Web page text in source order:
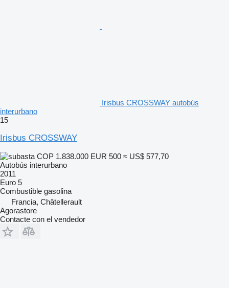
Irisbus CROSSWAY autobús
interurbano
15
Irisbus CROSSWAY
COP 1.838.000 EUR 500 ≈ US$ 577,70
Autobús interurbano
2011
Euro 5
Combustible gasolina
Francia, Châtellerault
Agorastore
Contacte con el vendedor